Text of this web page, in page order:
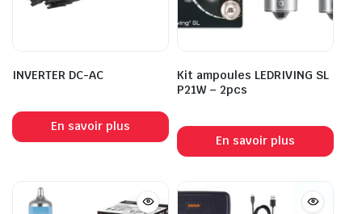
INVERTER DC-AC
En savoir plus
Kit ampoules LEDRIVING SL
P21W – 2pcs
En savoir plus